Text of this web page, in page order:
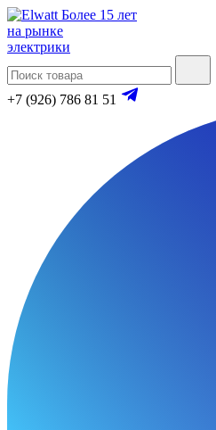
Более 15 лет
на рынке
электрики
+7 (926) 786 81 51